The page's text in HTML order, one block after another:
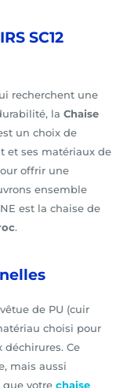
SC12
recherchent une
la Chaise
un choix de
et ses matériaux de
offrir une
ensemble
est la chaise de
.
de PU (cuir
choisi pour
déchirures. Ce
mais aussi
que votre chaise